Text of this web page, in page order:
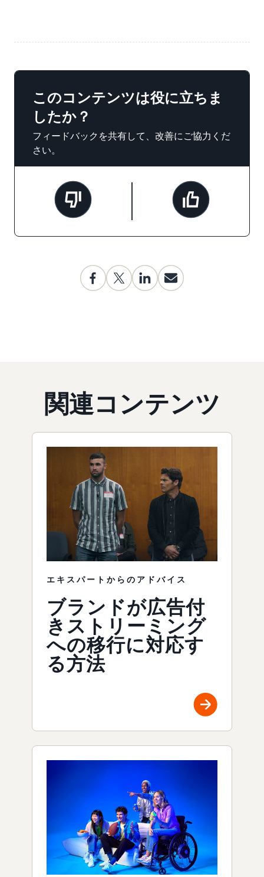
このコンテンツは役に立ちま
したか？
フィードバックを共有して、改善にご協力くだ
さい。
関連コンテンツ
エキスパートからのアドバイス
ブランドが広告付
きストリーミング
への移行に対応す
る方法